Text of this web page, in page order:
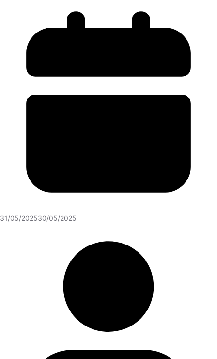
31/05/202530/05/2025